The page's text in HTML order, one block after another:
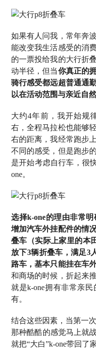
如果有人问我，常年奔
能改变我生活感受的消
的一票投给我的大行折
动半径，但当你真正的
骑行感受都远超普通通
以在活动范围与亲近自
大约4年前，我开始规
右，全程马拉松也能够
右的距离，我经常跑步
不同的感受，但是跑步
是开始考虑自行车，很
one。
选择k-one的理由非常
增加汽车外挂配件的情
叠车（实际上家里的本
放下3辆折叠车，满足3
路车，基本只能挂在车外
和商场的时候，折起来
就是k-one拥有非常亲
有。
结合这些因素，当第一
那种酷酷的感觉马上就
就把“大白”k-one带回了家